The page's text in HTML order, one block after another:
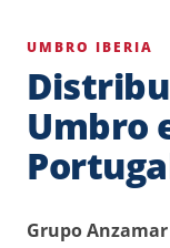
UMBRO IBERIA
Umbro
Grupo